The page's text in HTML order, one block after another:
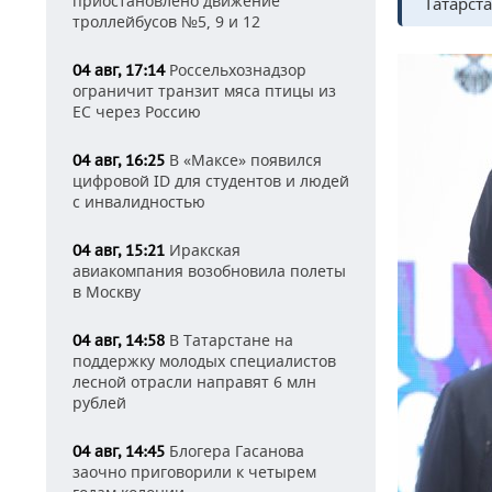
троллейбусов №5, 9 и 12
04 авг, 17:14Россельхознадзор
ограничит транзит мяса птицы из
ЕС через Россию
04 авг, 16:25 В «Максе» появился
цифровой ID для студентов и людей
с инвалидностью
04 авг, 15:21 Иракская
авиакомпания возобновила полеты
в Москву
04 авг, 14:58 В Татарстане на
поддержку молодых специалистов
лесной отрасли направят 6 млн
рублей
04 авг, 14:45 Блогера Гасанова
заочно приговорили к четырем